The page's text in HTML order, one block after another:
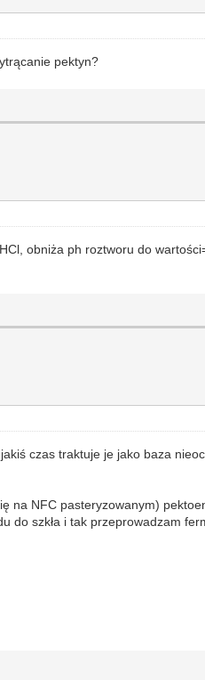
pektyn?
obniża ph roztworu do
czas traktuje je jako baza
na NFC pasteryzowanym)
do szkła i tak przeprowadzam